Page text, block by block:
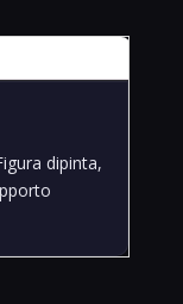
dipinta,